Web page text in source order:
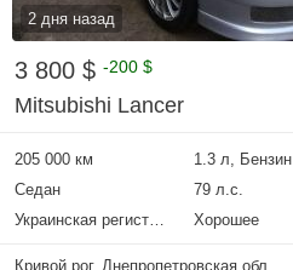
2 дня назад
3 800 $ -200 $
Mitsubishi Lancer
205 000 км 1.3 л, Бензин
Седан
79 л.с.
Украинская регистрация
Хорошее
Кривой рог, Днепропетровская обл.